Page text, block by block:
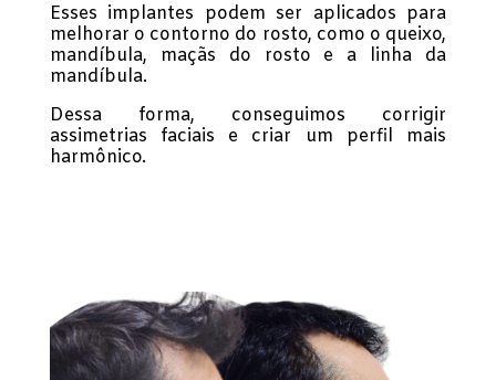
Esses implantes podem ser aplicados para
melhorar o contorno do rosto, como o queixo,
mandíbula, maçãs do rosto e a linha da
mandíbula.
Dessa forma, conseguimos corrigir
assimetrias faciais e criar um perfil mais
harmônico.